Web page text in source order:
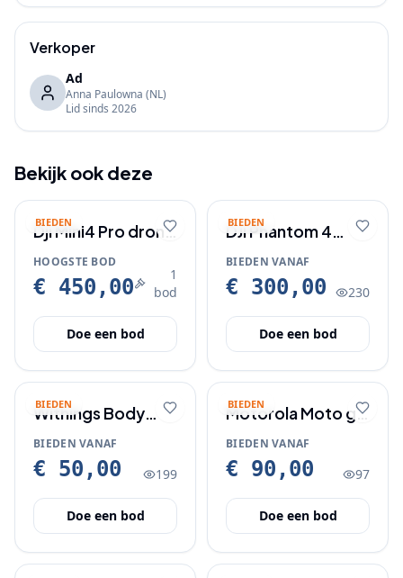
Verkoper
Ad
Anna Paulowna (NL)
Lid sinds 2026
Bekijk ook deze
BIEDEN
Dji Mini4 Pro drone
met Nanuk koffer
HOOGSTE BOD
€ 450,00
1
bod
Doe een bod
BIEDEN
DJI Phantom 4
Pro+ drone
BIEDEN VANAF
€ 300,00 230
Doe een bod
BIEDEN
Withings Body
Cardio
BIEDEN VANAF
€ 50,00 199
Doe een bod
BIEDEN
Motorola Moto g
24 nieuw in doos.
BIEDEN VANAF
€ 90,00 97
Doe een bod